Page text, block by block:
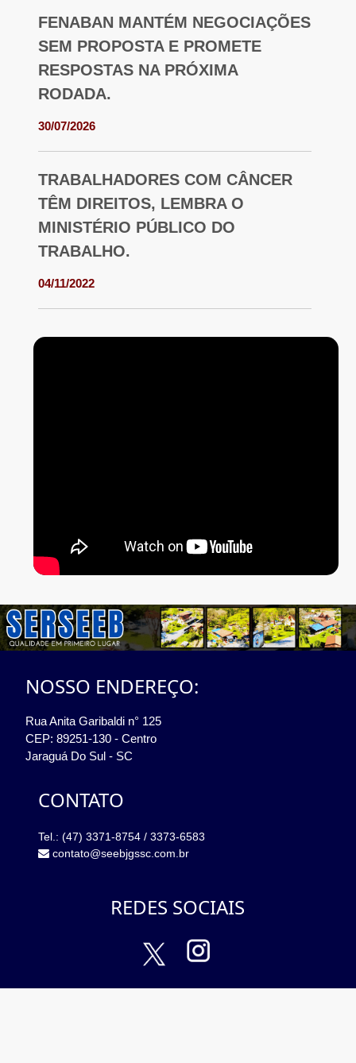
FENABAN MANTÉM NEGOCIAÇÕES
SEM PROPOSTA E PROMETE
RESPOSTAS NA PRÓXIMA
RODADA.
30/07/2026
TRABALHADORES COM CÂNCER
TÊM DIREITOS, LEMBRA O
MINISTÉRIO PÚBLICO DO
TRABALHO.
04/11/2022
NOSSO ENDEREÇO:
Rua Anita Garibaldi n° 125
CEP: 89251-130 - Centro
Jaraguá Do Sul - SC
CONTATO
Tel.: (47) 3371-8754 / 3373-6583
contato@seebjgssc.com.br
REDES SOCIAIS